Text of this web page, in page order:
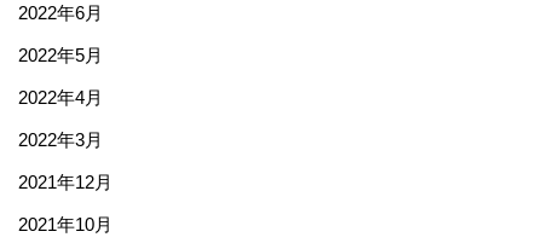
2022年6月
2022年5月
2022年4月
2022年3月
2021年12月
2021年10月